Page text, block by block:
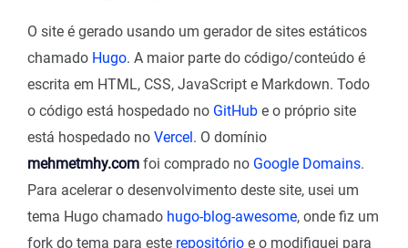
O site é gerado usando um gerador de sites estáticos
chamado Hugo. A maior parte do código/conteúdo é
escrita em HTML, CSS, JavaScript e Markdown. Todo
o código está hospedado no GitHub e o próprio site
está hospedado no Vercel . O domínio
mehmetmhy.com foi comprado no Google Domains.
Para acelerar o desenvolvimento deste site, usei um
tema Hugo chamado hugo-blog-awesome, onde fiz um
fork do tema para este repositório e o modifiquei para